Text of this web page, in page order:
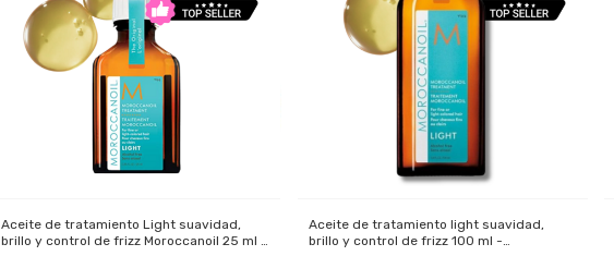
Aceite de tratamiento Light suavidad,
brillo y control de frizz Moroccanoil 25 ml -
Aceite de tratamiento light suavidad,
brillo y control de frizz 100 ml -